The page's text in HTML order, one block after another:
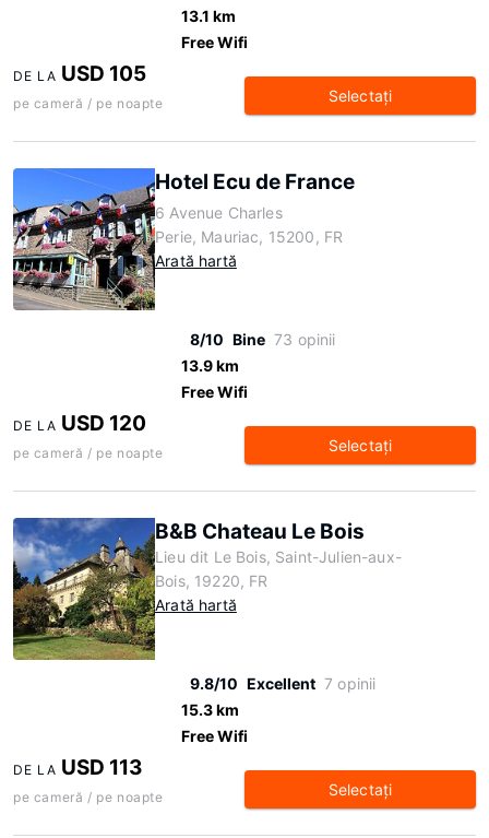
13.1 km
Free Wifi
DE LA USD 105
pe cameră / pe noapte Selectaţi
Hotel Ecu de France
6 Avenue Charles
Perie, Mauriac, 15200, FR
Arată hartă
8/10 Bine 73 opinii
13.9 km
Free Wifi
DE LA USD 120
pe cameră / pe noapte Selectaţi
B&B Chateau Le Bois
Lieu dit Le Bois, Saint-Julien-aux-
Bois, 19220, FR
Arată hartă
9.8/10 Excellent 7 opinii
15.3 km
Free Wifi
DE LA USD 113
pe cameră / pe noapte Selectaţi